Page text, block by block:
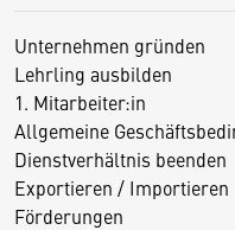
Unternehmen gründen
Lehrling ausbilden
1. Mitarbeiter:in
Allgemeine
Dienstverhältnis beenden
Exportieren / Importieren
Förderungen